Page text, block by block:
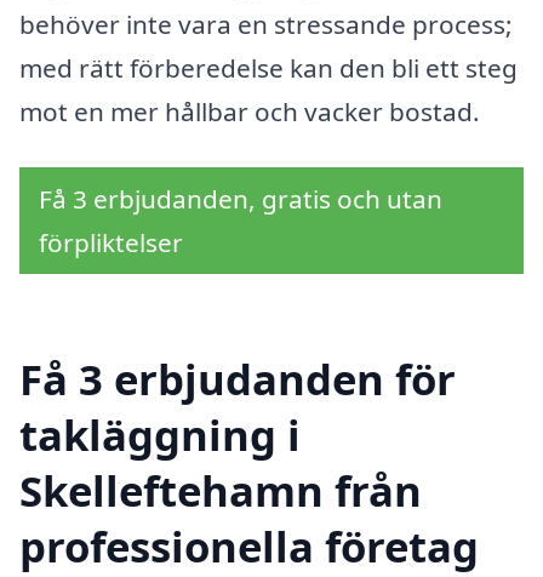
behöver inte vara en stressande process;
med rätt förberedelse kan den bli ett steg
mot en mer hållbar och vacker bostad.
Få 3 erbjudanden, gratis och utan
förpliktelser
Få 3 erbjudanden för
takläggning i
Skelleftehamn från
professionella företag